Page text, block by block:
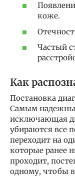
коже.
Частый
Как
Постановка
Самым
исключающая
убираются все
переходит на
которые ранее
проходит,
одному, чтобы